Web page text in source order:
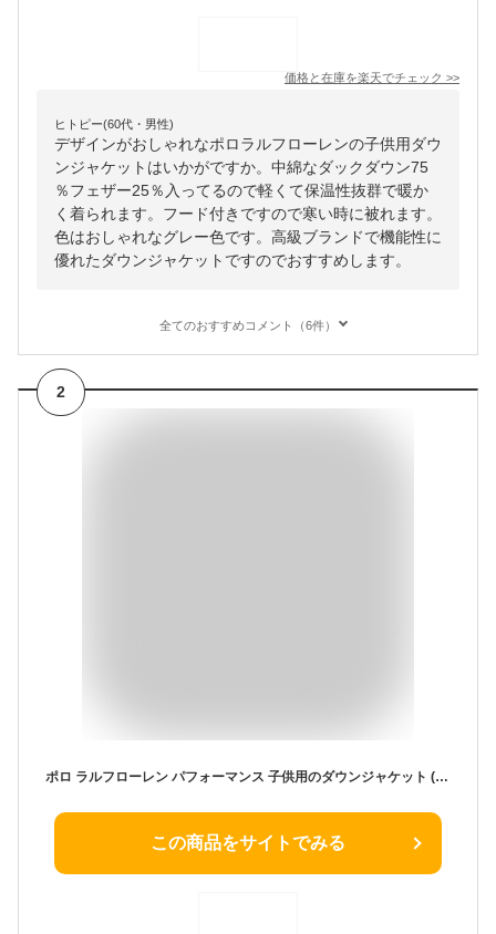
価格と在庫を楽天でチェック >>
ヒトピー(60代・男性)
デザインがおしゃれなポロラルフローレンの子供用ダウ
ンジャケットはいかがですか。中綿なダックダウン75
％フェザー25％入ってるので軽くて保温性抜群で暖か
く着られます。フード付きですので寒い時に被れます。
色はおしゃれなグレー色です。高級ブランドで機能性に
優れたダウンジャケットですのでおすすめします。
全てのおすすめコメント（6件）
2
ポロ ラルフローレン パフォーマンス 子供用のダウンジャケット (TODDLER) BOYS(2-7) POLO by Ralph Lauren PERFORMANCE Down Jacket US
この商品をサイトでみる